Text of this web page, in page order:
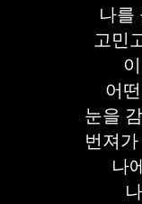
나
고민
어
눈을
번져
나